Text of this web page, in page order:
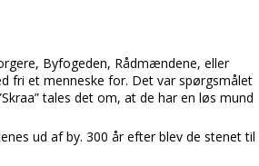
Byfogeden, Rådmændene, eller
fri et menneske for. Det var spørgsmålet
tales det om, at de har en løs mund
ud af by. 300 år efter blev de stenet til